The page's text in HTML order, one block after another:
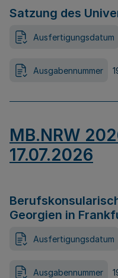
Satzung des
Ausfertigungsdatum
Ausgabennummer
MB.NRW
17.07.2026
Georgien in
Ausfertigungsdatum
Ausgabennummer